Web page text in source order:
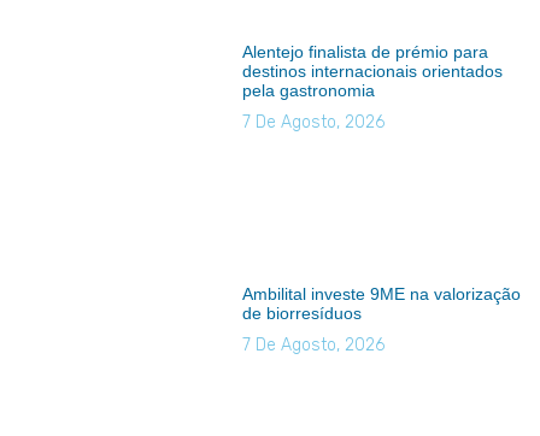
Alentejo finalista de prémio para
destinos internacionais orientados
pela gastronomia
7 De Agosto, 2026
Ambilital investe 9ME na valorização
de biorresíduos
7 De Agosto, 2026